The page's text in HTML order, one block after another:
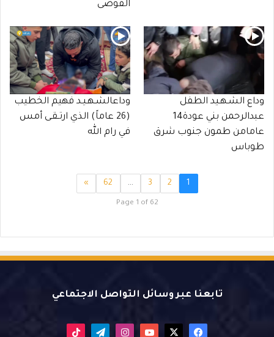
الفوضى
وداع الشـهـيد الطفل
عبدالرحمن بني عودة14
عامامن طمون جنوب شرق
طوباس
وداعالشـهـيـد فهيم الخطيب
(26 عاماً) الذي ارتـقـى أمس
في رام الله
1
2
3
…
62
»
Page 1 of 62
تابعنا عبر وسائل التواصل الاجتماعي
فيسبوك يوتيوب انستقرام تيلقرام